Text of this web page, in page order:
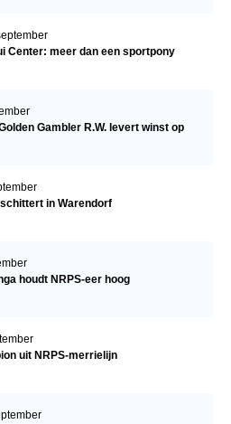
Center: meer dan een sportpony
Gambler R.W. levert winst op
in Warendorf
houdt NRPS-eer hoog
uit NRPS-merrielijn